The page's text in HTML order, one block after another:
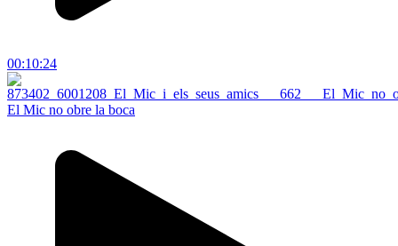
00:10:24
El Mic no obre la boca